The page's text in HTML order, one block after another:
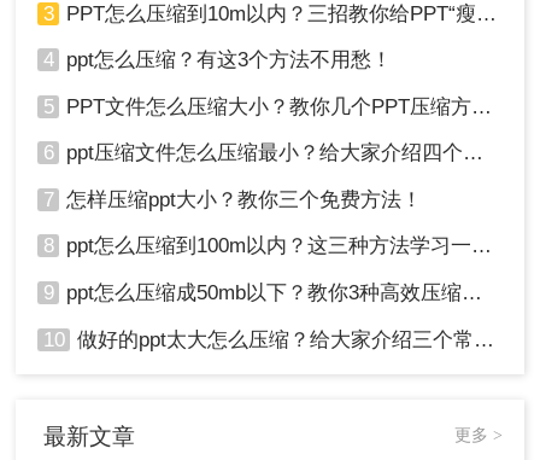
3 PPT怎么压缩到10m以内？三招教你给PPT“瘦身”！
4 ppt怎么压缩？有这3个方法不用愁！
5 PPT文件怎么压缩大小？教你几个PPT压缩方法！
6 ppt压缩文件怎么压缩最小？给大家介绍四个常用方法！
7 怎样压缩ppt大小？教你三个免费方法！
8 ppt怎么压缩到100m以内？这三种方法学习一下！
9 ppt怎么压缩成50mb以下？教你3种高效压缩方法！
10 做好的ppt太大怎么压缩？给大家介绍三个常用办法！
最新文章 更多 >